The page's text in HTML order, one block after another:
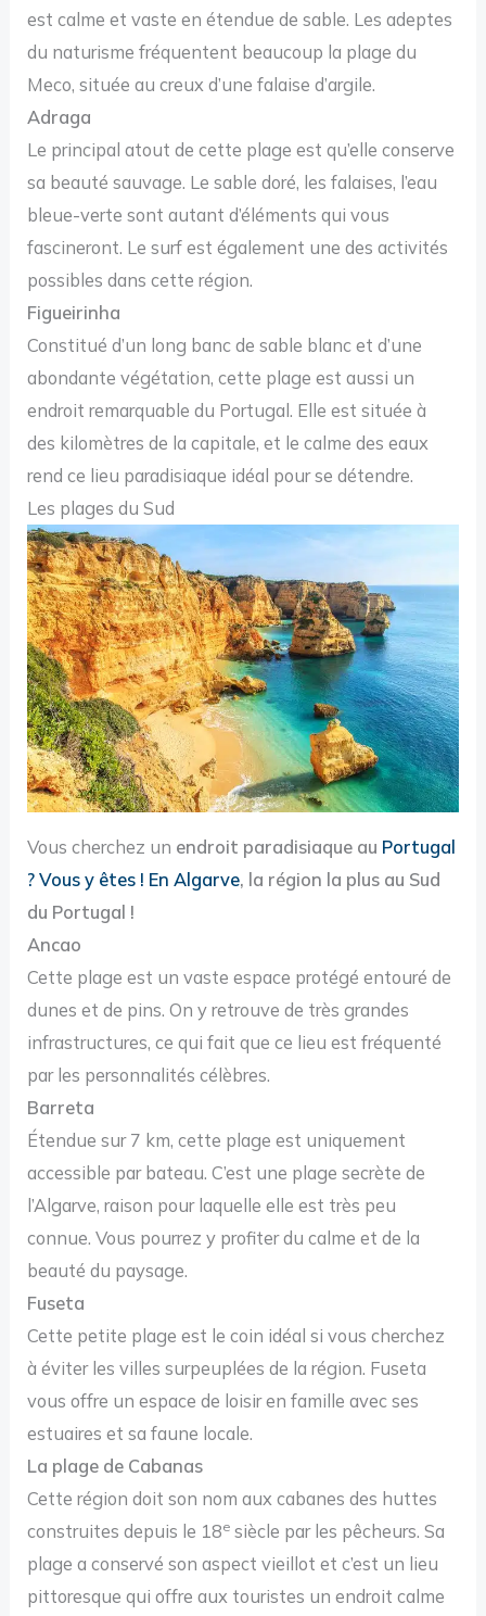
est calme et vaste en étendue de sable. Les adeptes
du naturisme fréquentent beaucoup la plage du
Meco, située au creux d’une falaise d’argile.
Adraga
Le principal atout de cette plage est qu’elle conserve
sa beauté sauvage. Le sable doré, les falaises, l’eau
bleue-verte sont autant d’éléments qui vous
fascineront. Le surf est également une des activités
possibles dans cette région.
Figueirinha
Constitué d’un long banc de sable blanc et d’une
abondante végétation, cette plage est aussi un
endroit remarquable du Portugal. Elle est située à
des kilomètres de la capitale, et le calme des eaux
rend ce lieu paradisiaque idéal pour se détendre.
Les plages du Sud
Vous cherchez un endroit paradisiaque au Portugal
? Vous y êtes ! En Algarve, la région la plus au Sud
du Portugal !
Ancao
Cette plage est un vaste espace protégé entouré de
dunes et de pins. On y retrouve de très grandes
infrastructures, ce qui fait que ce lieu est fréquenté
par les personnalités célèbres.
Barreta
Étendue sur 7 km, cette plage est uniquement
accessible par bateau. C’est une plage secrète de
l’Algarve, raison pour laquelle elle est très peu
connue. Vous pourrez y profiter du calme et de la
beauté du paysage.
Fuseta
Cette petite plage est le coin idéal si vous cherchez
à éviter les villes surpeuplées de la région. Fuseta
vous offre un espace de loisir en famille avec ses
estuaires et sa faune locale.
La plage de Cabanas
Cette région doit son nom aux cabanes des huttes
construites depuis le 18e siècle par les pêcheurs. Sa
plage a conservé son aspect vieillot et c’est un lieu
pittoresque qui offre aux touristes un endroit calme